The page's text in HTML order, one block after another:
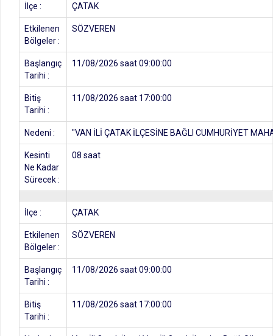
İlçe : ÇATAK
Etkilenen
Bölgeler :
SÖZVEREN
Başlangıç
Tarihi :
11/08/2026 saat 09:00:00
Bitiş
Tarihi :
11/08/2026 saat 17:00:00
Nedeni : "VAN İLİ ÇATAK İLÇESİNE BAĞLI CUMHURİYET
Kesinti
Ne Kadar
Sürecek :
08 saat
İlçe : ÇATAK
Etkilenen
Bölgeler :
SÖZVEREN
Başlangıç
Tarihi :
11/08/2026 saat 09:00:00
Bitiş
Tarihi :
11/08/2026 saat 17:00:00